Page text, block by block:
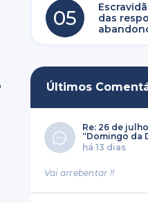
05
das
Últimos
Re: 26 de
“Domingo da
há 13 dias
Vai arrebentar !!